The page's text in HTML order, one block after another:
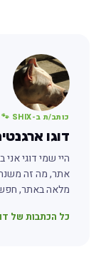
כותב/ת ב-SHIX 🐾
דוגו
היי שמי דוגי
אתר, מה זה
מלאה באתר, חפשו
כל הכתבות של